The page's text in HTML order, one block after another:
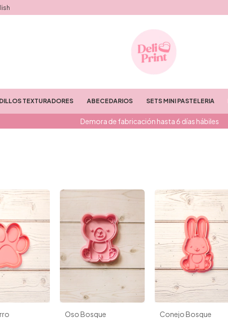
Demora de fabricación hasta 6 días hábiles
TEXTURADORES ABECEDARIOS SETS MINI PASTELERIA
Oso Bosque Conejo Bosque